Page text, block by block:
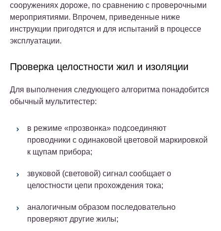
сооружениях дороже, по сравнению с проверочными
мероприятиями. Впрочем, приведенные ниже
инструкции пригодятся и для испытаний в процессе
эксплуатации.
Проверка целостности жил и изоляции
Для выполнения следующего алгоритма понадобится
обычный мультитестер:
в режиме «прозвонка» подсоединяют
проводники с одинаковой цветовой маркировкой
к щупам прибора;
звуковой (световой) сигнал сообщает о
целостности цепи прохождения тока;
аналогичным образом последовательно
проверяют другие жилы;